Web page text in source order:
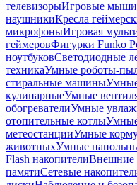
телевизорыИгровые мыши
наушникиКресла
микрофоныИгровая
геймеровФигурки Funko
ноутбуковСветодиодные
техникаУмные роботы-
стиральные машины
кулинарныеУмные
обогревателиУмные
отопительные котлы
метеостанцииУмные
животныхУмные
Flash накопителиВнешние
памятиСетевые